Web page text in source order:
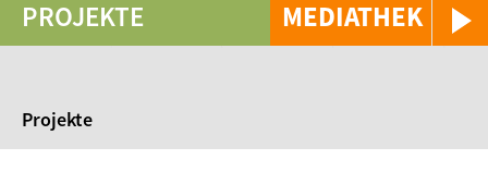
MEDIATHEK
PROJEKTE
Projekte